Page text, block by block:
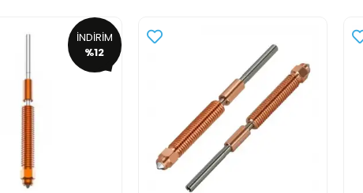
İNDİRİM
%12